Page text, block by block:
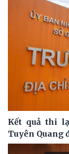
Kết quả thi
Tuyên Quang